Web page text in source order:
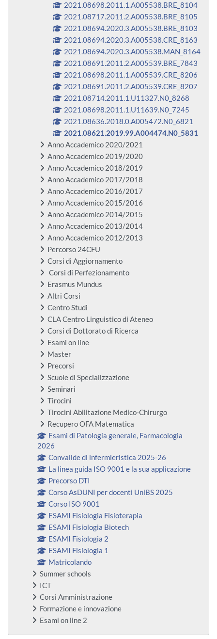
2021.08698.2011.1.A005538.BRE_8104
2021.08717.2011.2.A005538.BRE_8105
2021.08694.2020.3.A005538.BRE_8103
2021.08694.2020.3.A005538.CRE_8163
2021.08694.2020.3.A005538.MAN_8164
2021.08691.2011.2.A005539.BRE_7843
2021.08698.2011.1.A005539.CRE_8206
2021.08691.2011.2.A005539.CRE_8207
2021.08714.2011.1.U11327.N0_8268
2021.08698.2011.1.U11639.N0_7245
2021.08636.2018.0.A005472.N0_6821
2021.08621.2019.99.A004474.N0_5831
Anno Accademico 2020/2021
Anno Accademico 2019/2020
Anno Accademico 2018/2019
Anno Accademico 2017/2018
Anno Accademico 2016/2017
Anno Accademico 2015/2016
Anno Accademico 2014/2015
Anno Accademico 2013/2014
Anno Accademico 2012/2013
Percorso 24CFU
Corsi di Aggiornamento
Corsi di Perfezionamento
Erasmus Mundus
Altri Corsi
Centro Studi
CLA Centro Linguistico di Ateneo
Corsi di Dottorato di Ricerca
Esami on line
Master
Precorsi
Scuole di Specializzazione
Seminari
Tirocini
Tirocini Abilitazione Medico-Chirurgo
Recupero OFA Matematica
Esami di Patologia generale, Farmacologia
2026
Convalide di infermieristica 2025-26
La linea guida ISO 9001 e la sua applicazione
Precorso DTI
Corso AsDUNI per docenti UniBS 2025
Corso ISO 9001
ESAMI Fisiologia Fisioterapia
ESAMI Fisiologia Biotech
ESAMI Fisiologia 2
ESAMI Fisiologia 1
Matricolando
Summer schools
ICT
Corsi Amministrazione
Formazione e innovazione
Esami on line 2